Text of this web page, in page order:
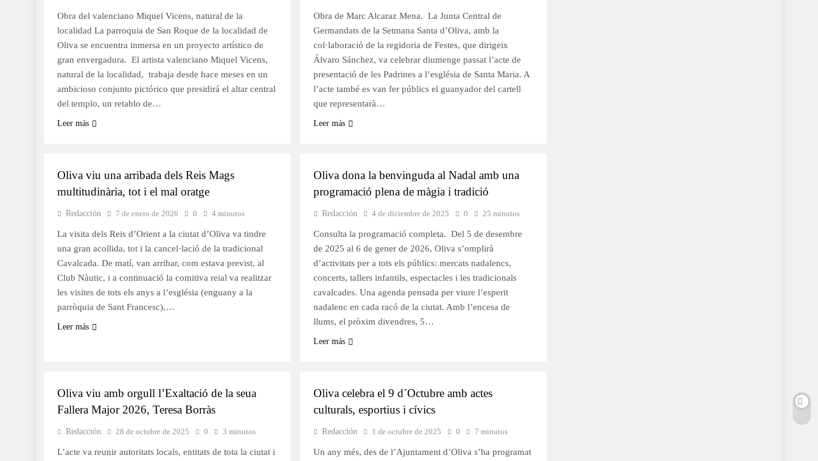
Obra del valenciano Miquel Vicens, natural de la
localidad La parroquia de San Roque de la localidad de
Oliva se encuentra inmersa en un proyecto artístico de
gran envergadura. El artista valenciano Miquel Vicens,
natural de la localidad, trabaja desde hace meses en un
ambicioso conjunto pictórico que presidirá el altar central
del templo, un retablo de…
Leer más
Obra de Marc Alcaraz Mena. La Junta Central de
Germandats de la Setmana Santa d’Oliva, amb la
col·laboració de la regidoria de Festes, que dirigeix
Álvaro Sánchez, va celebrar diumenge passat l’acte de
presentació de les Padrines a l’església de Santa Maria. A
l’acte també es van fer públics el guanyador del cartell
que representarà…
Leer más
Oliva viu una arribada dels Reis Mags
multitudinària, tot i el mal oratge
Redacción 7 de enero de 2026 0 4 minutos
La visita dels Reis d’Orient a la ciutat d’Oliva va tindre
una gran acollida, tot i la cancel·lació de la tradicional
Cavalcada. De matí, van arribar, com estava previst, al
Club Nàutic, i a continuació la comitiva reial va realitzar
les visites de tots els anys a l’església (enguany a la
parròquia de Sant Francesc),…
Leer más
Oliva dona la benvinguda al Nadal amb una
programació plena de màgia i tradició
Redacción 4 de diciembre de 2025 0 25 minutos
Consulta la programació completa. Del 5 de desembre
de 2025 al 6 de gener de 2026, Oliva s’omplirà
d’activitats per a tots els públics: mercats nadalencs,
concerts, tallers infantils, espectacles i les tradicionals
cavalcades. Una agenda pensada per viure l’esperit
nadalenc en cada racó de la ciutat. Amb l’encesa de
llums, el pròxim divendres, 5…
Leer más
Oliva viu amb orgull l’Exaltació de la seua
Fallera Major 2026, Teresa Borràs
Redacción 28 de octubre de 2025 0 3 minutos
L’acte va reunir autoritats locals, entitats de tota la ciutat i
Oliva celebra el 9 d´Octubre amb actes
culturals, esportius i cívics
Redacción 1 de octubre de 2025 0 7 minutos
Un any més, des de l’Ajuntament d’Oliva s’ha programat